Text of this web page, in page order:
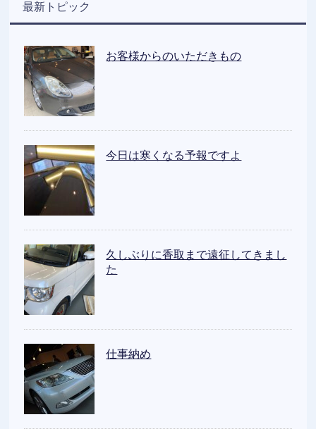
最新トピック
お客様からのいただきもの
今日は寒くなる予報ですよ
久しぶりに香取まで遠征してきまし
た
仕事納め